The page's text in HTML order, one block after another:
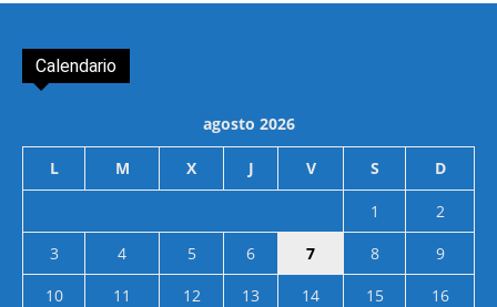
Calendario
agosto 2026
L M X J V S D
1
2
3
4 5 6 7 8
9
10
11 12 13 14 15
16